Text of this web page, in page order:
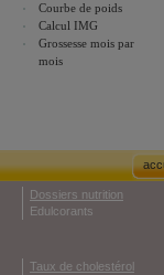
Courbe de poids
Calcul IMG
Grossesse mois par
mois
Dossiers nutrition
Edulcorants
Taux de cholestérol